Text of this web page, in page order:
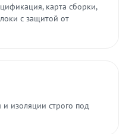
карта сборки,
с защитой от
изоляции строго под